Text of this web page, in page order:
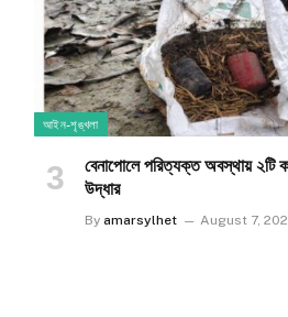
আইন-শৃঙ্খলা
​বেনাপোলে পরিত্যক্ত অবস্থায় ২টি
উদ্ধার
By amarsylhet August 7,